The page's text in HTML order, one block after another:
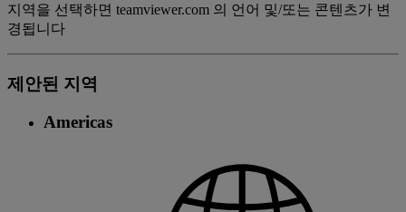
지역을 선택하면 teamviewer.com 의 언어 및/또는 콘텐츠가 변
경됩니다
제안된 지역
Americas